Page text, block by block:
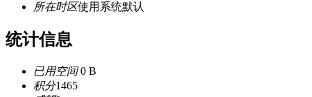
所在时区使用系统默认
统计信息
已用空间0 B
积分1465